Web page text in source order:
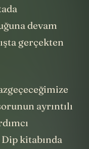
devam
gerçekten
ayrıntılı
kitabında